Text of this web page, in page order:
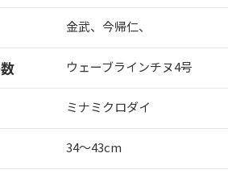
金武、今帰仁、
ウェーブラインチヌ4号
ミナミクロダイ
34〜43cm